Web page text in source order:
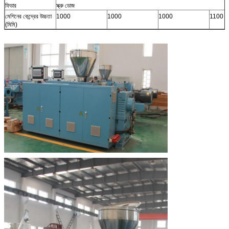
ফিডার
স্ক্রু ডোজ
মেশিনের কেন্দ্রের উচ্চতা
(মিমি)
1000 1000 1000 1100